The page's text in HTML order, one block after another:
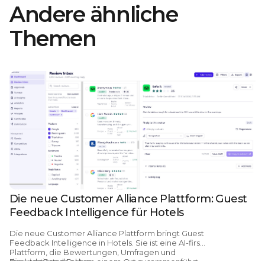
Andere ähnliche
Themen
Die neue Customer Alliance Plattform: Guest
Feedback Intelligence für Hotels
Die neue Customer Alliance Plattform bringt Guest
Feedback Intelligence in Hotels. Sie ist eine AI-first
Plattform, die Bewertungen, Umfragen und